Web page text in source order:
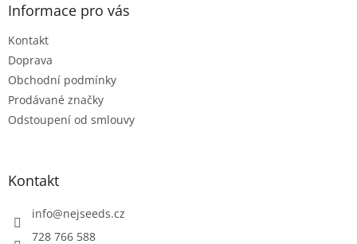
Informace pro vás
Kontakt
Doprava
Obchodní podmínky
Prodávané značky
Odstoupení od smlouvy
Kontakt
info@nejseeds.cz
728 766 588